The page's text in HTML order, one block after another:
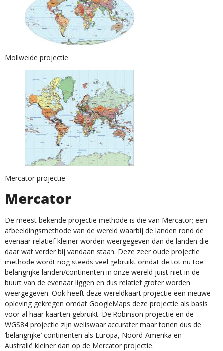
Mollweide projectie
Mercator projectie
Mercator
De meest bekende projectie methode is die van Mercator; een
afbeeldingsmethode van de wereld waarbij de landen rond de
evenaar relatief kleiner worden weergegeven dan de landen die
daar wat verder bij vandaan staan. Deze zeer oude projectie
methode wordt nog steeds veel gebruikt omdat de tot nu toe
belangrijke landen/continenten in onze wereld juist niet in de
buurt van de evenaar liggen en dus relatief groter worden
weergegeven. Ook heeft deze wereldkaart projectie een nieuwe
opleving gekregen omdat GoogleMaps deze projectie als basis
voor al haar kaarten gebruikt. De Robinson projectie en de
WGS84 projectie zijn weliswaar accurater maar tonen dus de
‘belangrijke’ continenten als Europa, Noord-Amerika en
Australië kleiner dan op de Mercator projectie.